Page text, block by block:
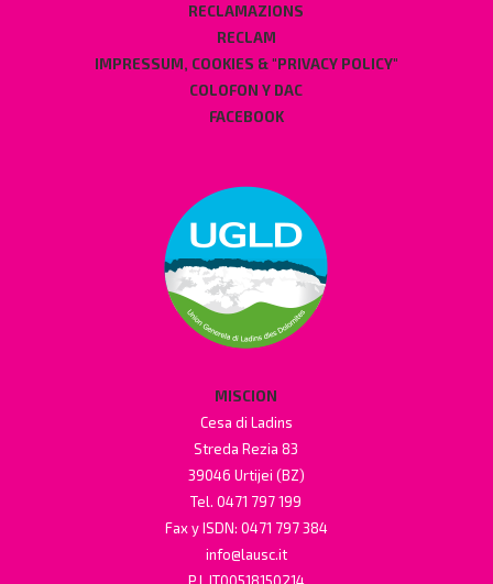
RECLAMAZIONS
RECLAM
IMPRESSUM, COOKIES & "PRIVACY POLICY"
COLOFON Y DAC
FACEBOOK
MISCION
Cesa di Ladins
Streda Rezia 83
39046 Urtijei (BZ)
Tel. 0471 797 199
Fax y ISDN: 0471 797 384
info@lausc.it